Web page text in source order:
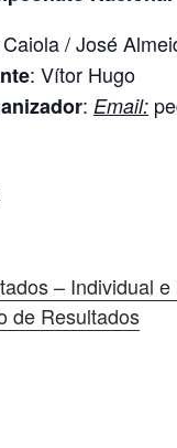
/ José
: Vítor Hugo
: Email:
– Individual
de Resultados